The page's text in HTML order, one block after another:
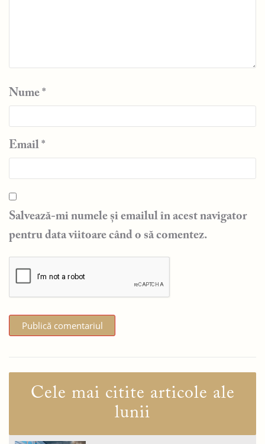
Nume *
Email *
Salvează-mi numele și emailul în acest navigator
pentru data viitoare când o să comentez.
Cele mai citite articole ale
lunii